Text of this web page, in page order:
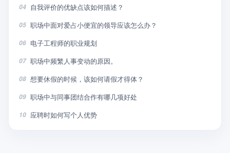
04 自我评价的优缺点该如何描述？
05 职场中面对爱占小便宜的领导应该怎么办？
06 电子工程师的职业规划
07 职场中频繁人事变动的原因。
08 想要休假的时候，该如何请假才得体？
09 职场中与同事团结合作有哪几项好处
10 应聘时如何写个人优势